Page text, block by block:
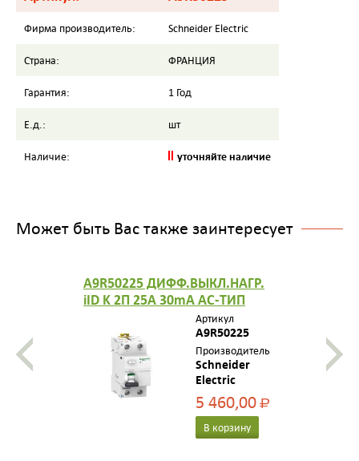
Фирма производитель: Schneider Electric
Страна: ФРАНЦИЯ
Гарантия: 1 Год
Е.д.: шт
Наличие: уточняйте наличие
Может быть Вас также заинтересует
A9R50225 ДИФФ.ВЫКЛ.НАГР.
iID K 2П 25A 30mA AC-ТИП
Артикул
A9R50225
Производитель
Schneider
Electric
5 460,00Р
В корзину